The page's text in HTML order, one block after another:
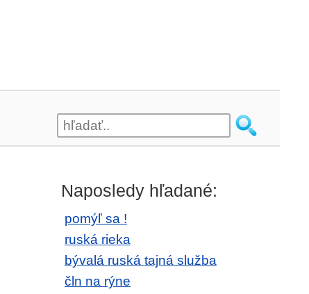
Naposledy hľadané:
pomýľ sa !
ruská rieka
bývalá ruská tajná služba
čln na rýne